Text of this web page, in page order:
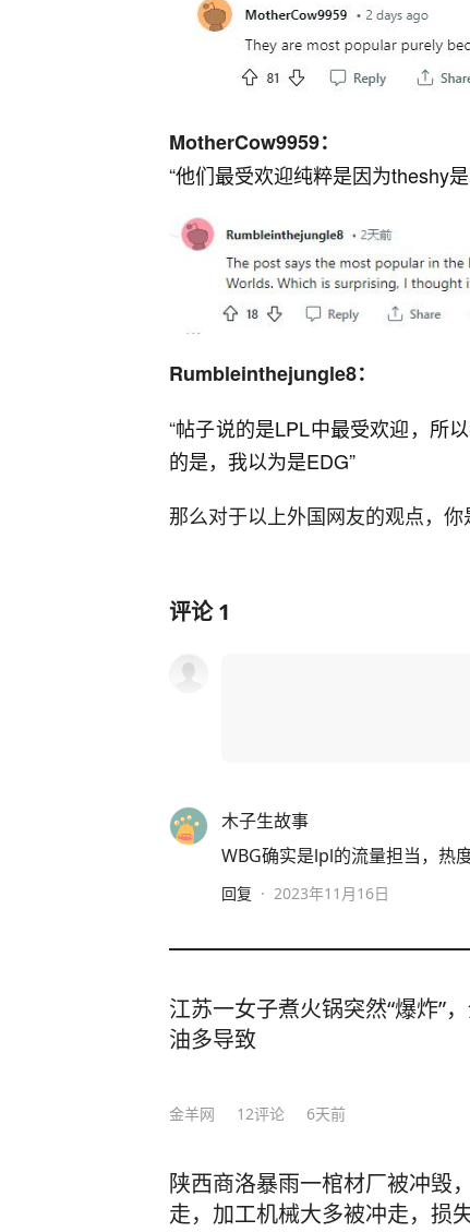
MotherCow9959：
“他们最受欢迎纯粹是因为theshy
Rumbleinthejungle8：
“帖子说的是LPL中最受欢迎，所
的是，我以为是EDG”
那么对于以上外国网友的观点，你
评论1
木子生故事
WBG确实是lpl的流量担当，热
回复 · 2023年11月16日
江苏一女子煮火锅突然“爆炸”
油多导致
金羊网 12评论 6天前
陕西商洛暴雨一棺材厂被冲毁
走，加工机械大多被冲走，损